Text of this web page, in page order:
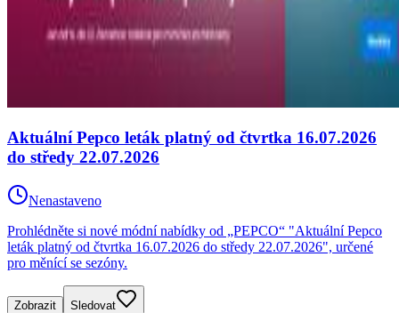
Aktuální Pepco leták platný od čtvrtka 16.07.2026
do středy 22.07.2026
Nenastaveno
Prohlédněte si nové módní nabídky od „PEPCO“ "Aktuální Pepco
leták platný od čtvrtka 16.07.2026 do středy 22.07.2026", určené
pro měnící se sezóny.
Zobrazit Sledovat